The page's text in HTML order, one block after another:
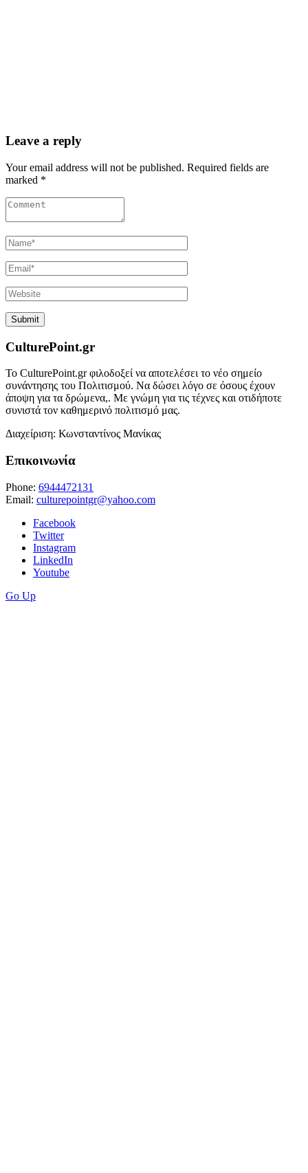
Leave a reply
Your email address will not be published. Required fields are
marked *
CulturePoint.gr
Το CulturePoint.gr φιλοδοξεί να αποτελέσει το νέο σημείο
συνάντησης του Πολιτισμού. Να δώσει λόγο σε όσους έχουν
άποψη για τα δρώμενα,. Με γνώμη για τις τέχνες και οτιδήποτε
συνιστά τον καθημερινό πολιτισμό μας.
Διαχείριση: Κωνσταντίνος Μανίκας
Επικοινωνία
Phone: 6944472131
Email: culturepointgr@yahoo.com
Facebook
Twitter
Instagram
LinkedIn
Youtube
Go Up